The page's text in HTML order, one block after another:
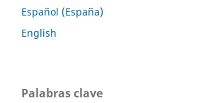
Español (España)
English
Palabras clave